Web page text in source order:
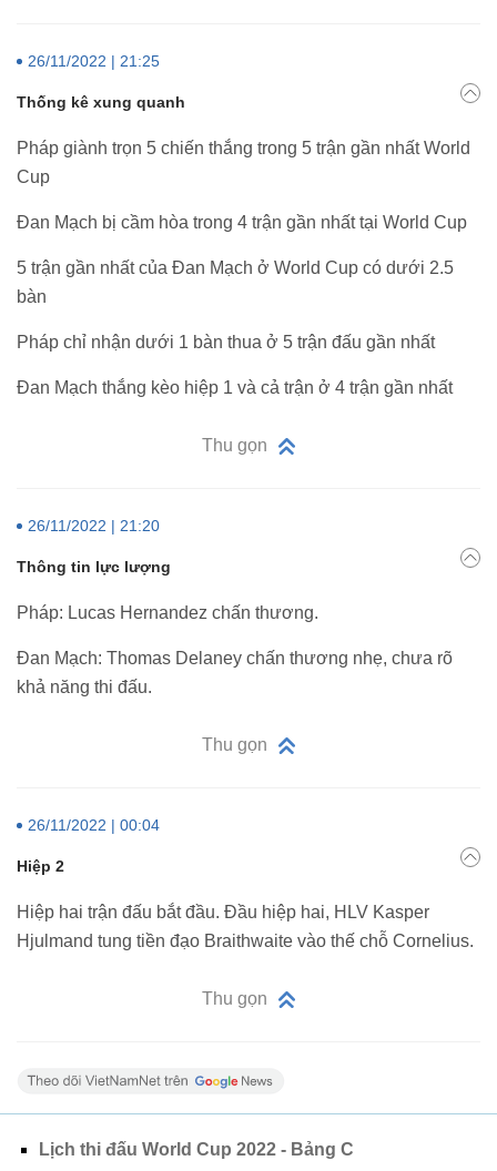
26/11/2022 | 21:25
Thống kê xung quanh
Pháp giành trọn 5 chiến thắng trong 5 trận gần nhất World
Cup
Đan Mạch bị cầm hòa trong 4 trận gần nhất tại World Cup
5 trận gần nhất của Đan Mạch ở World Cup có dưới 2.5
bàn
Pháp chỉ nhận dưới 1 bàn thua ở 5 trận đấu gần nhất
Đan Mạch thắng kèo hiệp 1 và cả trận ở 4 trận gần nhất
Thu gọn
26/11/2022 | 21:20
Thông tin lực lượng
Pháp: Lucas Hernandez chấn thương.
Đan Mạch: Thomas Delaney chấn thương nhẹ, chưa rõ
khả năng thi đấu.
Thu gọn
26/11/2022 | 00:04
Hiệp 2
Hiệp hai trận đấu bắt đầu. Đầu hiệp hai, HLV Kasper
Hjulmand tung tiền đạo Braithwaite vào thế chỗ Cornelius.
Thu gọn
Lịch thi đấu World Cup 2022 - Bảng C